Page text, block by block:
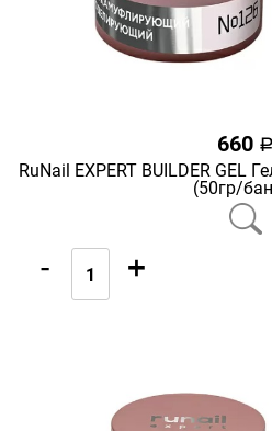
660 a
RuNail EXPERT BUILDER
(50гр/
- +